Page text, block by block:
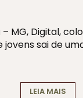
MG, Digital,
jovens sai de
LEIA MAIS